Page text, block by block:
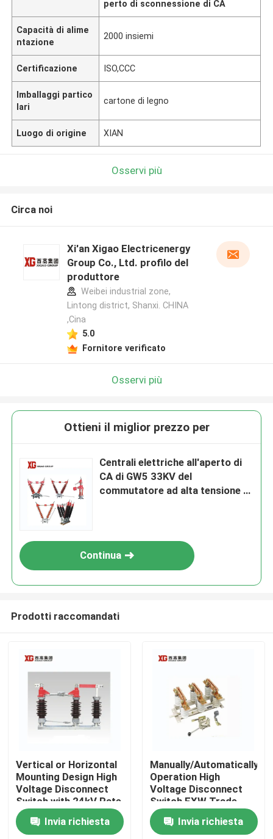
Casa
Prodotti
Circa noi
perto di sconnessione di CA
Capacità di alime
ntazione
2000 insiemi
Certificazione ISO,CCC
Imballaggi partico
lari
cartone di legno
Luogo di origine XIAN
Osservi più
Circa noi
Xi'an Xigao Electricenergy
Group Co., Ltd. profilo del
produttore
Weibei industrial zone,
Lintong district, Shanxi. CHINA
,Cina
5.0
Fornitore verificato
Osservi più
Ottieni il miglior prezzo per
Centrali elettriche all'aperto di
CA di GW5 33KV del
commutatore ad alta tensione di
Continua
Prodotti raccomandati
Vertical or Horizontal
Mounting Design High
Voltage Disconnect
Switch with 24kV Rate
Voltage
Invia richiesta
Manually/Automatically
Operation High
Voltage Disconnect
Switch EXW Trade
Terms Product
Invia richiesta